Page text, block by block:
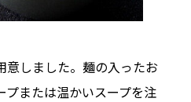
意しました。麺の入ったお
または温かいスープを注